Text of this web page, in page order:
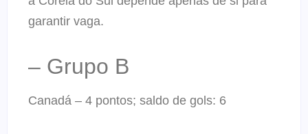
garantir vaga.
– Grupo B
Canadá – 4 pontos; saldo de gols: 6